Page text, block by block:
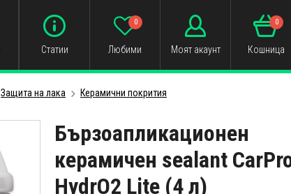
Статии Любими
0
Моят акаунт Кошница
0
Защита на лака Керамични покрития
Бързоапликационен
керамичен sealant
HydrO2 Lite (4 л)